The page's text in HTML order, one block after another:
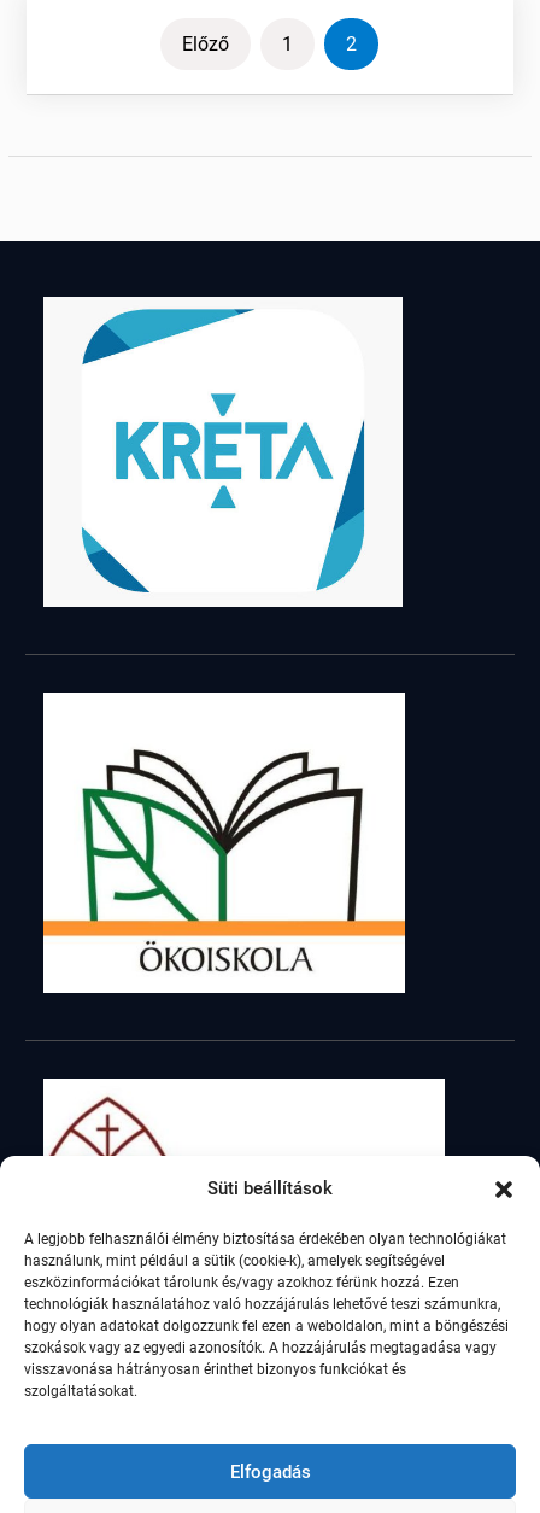
Süti beállítások
A legjobb felhasználói élmény biztosítása érdekében olyan technológiákat
használunk, mint például a sütik (cookie-k), amelyek segítségével
eszközinformációkat tárolunk és/vagy azokhoz férünk hozzá. Ezen
technológiák használatához való hozzájárulás lehetővé teszi számunkra,
hogy olyan adatokat dolgozzunk fel ezen a weboldalon, mint a böngészési
szokások vagy az egyedi azonosítók. A hozzájárulás megtagadása vagy
visszavonása hátrányosan érinthet bizonyos funkciókat és
szolgáltatásokat.
Elfogadás
BejegyzésekElőző 1 2